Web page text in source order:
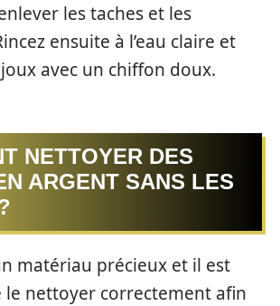
les taches et les
ensuite à l’eau claire et
avec un chiffon doux.
NETTOYER DES
ARGENT SANS LES
matériau précieux et il est
nettoyer correctement afin